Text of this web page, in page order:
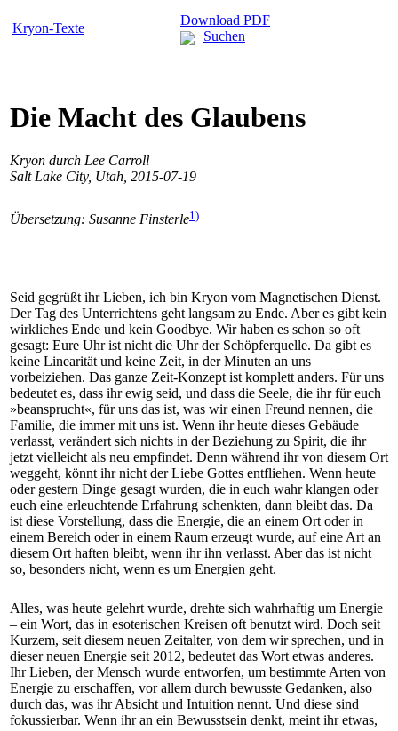
Kryon-Texte
Download PDF
Suchen
Die Macht des Glaubens
Kryon durch Lee Carroll
Salt Lake City, Utah, 2015-07-19
Übersetzung: Susanne Finsterle1)
Seid gegrüßt ihr Lieben, ich bin Kryon vom Magnetischen Dienst.
Der Tag des Unterrichtens geht langsam zu Ende. Aber es gibt kein
wirkliches Ende und kein Goodbye. Wir haben es schon so oft
gesagt: Eure Uhr ist nicht die Uhr der Schöpferquelle. Da gibt es
keine Linearität und keine Zeit, in der Minuten an uns
vorbeiziehen. Das ganze Zeit-Konzept ist komplett anders. Für uns
bedeutet es, dass ihr ewig seid, und dass die Seele, die ihr für euch
»beansprucht«, für uns das ist, was wir einen Freund nennen, die
Familie, die immer mit uns ist. Wenn ihr heute dieses Gebäude
verlasst, verändert sich nichts in der Beziehung zu Spirit, die ihr
jetzt vielleicht als neu empfindet. Denn während ihr von diesem Ort
weggeht, könnt ihr nicht der Liebe Gottes entfliehen. Wenn heute
oder gestern Dinge gesagt wurden, die in euch wahr klangen oder
euch eine erleuchtende Erfahrung schenkten, dann bleibt das. Da
ist diese Vorstellung, dass die Energie, die an einem Ort oder in
einem Bereich oder in einem Raum erzeugt wurde, auf eine Art an
diesem Ort haften bleibt, wenn ihr ihn verlasst. Aber das ist nicht
so, besonders nicht, wenn es um Energien geht.
Alles, was heute gelehrt wurde, drehte sich wahrhaftig um Energie
– ein Wort, das in esoterischen Kreisen oft benutzt wird. Doch seit
Kurzem, seit diesem neuen Zeitalter, von dem wir sprechen, und in
dieser neuen Energie seit 2012, bedeutet das Wort etwas anderes.
Ihr Lieben, der Mensch wurde entworfen, um bestimmte Arten von
Energie zu erschaffen, vor allem durch bewusste Gedanken, also
durch das, was ihr Absicht und Intuition nennt. Und diese sind
fokussierbar. Wenn ihr an ein Bewusstsein denkt, meint ihr etwas,